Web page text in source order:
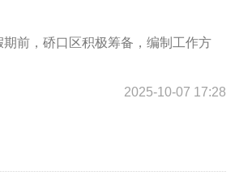
前，硚口区积极筹备，编制工作方
2025-10-07 17:28